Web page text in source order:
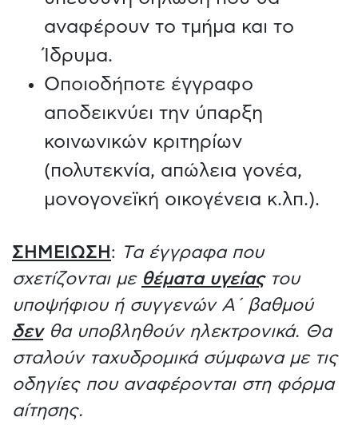
αναφέρουν το τμήμα και το
Ίδρυμα.
Οποιοδήποτε έγγραφο
αποδεικνύει την ύπαρξη
κοινωνικών κριτηρίων
(πολυτεκνία, απώλεια γονέα,
μονογονεϊκή οικογένεια κ.λπ.).
ΣΗΜΕΙΩΣΗ : Tα έγγραφα που
σχετίζονται με θέματα υγείαςτου
υποψήφιου ή συγγενών Α΄ βαθμού
δενθα υποβληθούν ηλεκτρονικά. Θα
σταλούν ταχυδρομικά σύμφωνα με τις
οδηγίες που αναφέρονται στη φόρμα
αίτησης.